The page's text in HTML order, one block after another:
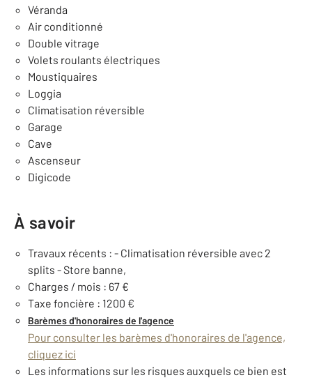
Véranda
Air conditionné
Double vitrage
Volets roulants électriques
Moustiquaires
Loggia
Climatisation réversible
Garage
Cave
Ascenseur
Digicode
À savoir
Travaux récents : - Climatisation réversible avec 2
splits - Store banne,
Charges / mois : 67 €
Taxe foncière : 1200 €
Barèmes d'honoraires de l'agence
Pour consulter les barèmes d'honoraires de l'agence,
cliquez ici
Les informations sur les risques auxquels ce bien est